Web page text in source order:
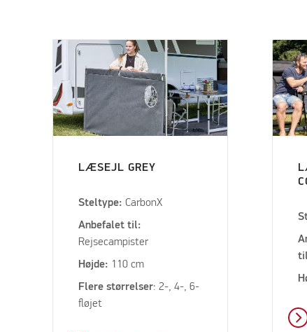
LÆSEJL GREY
Steltype: CarbonX
Anbefalet til:
Rejsecampister
Højde: 110 cm
Flere størrelser: 2-, 4-, 6-
fløjet